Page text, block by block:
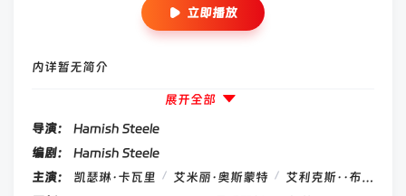
立即播放
内详暂无简介
展开全部
导演：
Hamish Steele
编剧：
Hamish Steele
主演：
凯瑟琳·卡瓦里 / 艾米丽·奥斯蒙特 / 艾利克斯··布莱曼